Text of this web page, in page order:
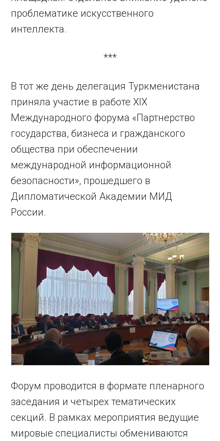
проблематике искусственного
интеллекта.
***
В тот же день делегация Туркменистана
приняла участие в работе XIX
Международного форума «Партнерство
государства, бизнеса и гражданского
общества при обеспечении
международной информационной
безопасности», прошедшего в
Дипломатической Академии МИД
России.
Форум проводится в формате пленарного
заседания и четырех тематических
секций. В рамках мероприятия ведущие
мировые специалисты обмениваются